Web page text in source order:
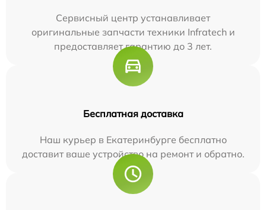
Сервисный центр устанавливает
оригинальные запчасти техники Infratech и
предоставляет гарантию до 3 лет.
Бесплатная доставка
Наш курьер в Екатеринбурге бесплатно
доставит ваше устройство на ремонт и обратно.